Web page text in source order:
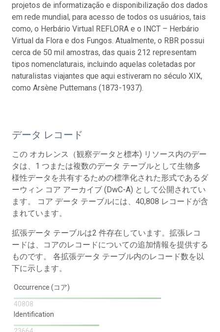
projetos de informatização e disponibilização dos dados
em rede mundial, para acesso de todos os usuários, tais
como, o Herbário Virtual REFLORA e o INCT – Herbário
Virtual da Flora e dos Fungos. Atualmente, o RBR possui
cerca de 50 mil amostras, das quais 212 representam
tipos nomenclaturais, incluindo aquelas coletadas por
naturalistas viajantes que aqui estiveram no século XIX,
como Arsène Puttemans (1873-1937).
データ レコード
この オカレンス（観察データと標本) リソース内のデー
タは、1 つまたは複数のデータ テーブルとして生物多
様性データを共有するための標準化された形式であるダ
ーウィン コア アーカイブ (DwC-A) として公開されてい
ます。 コア データ テーブルには、40,808 レコードが含
まれています。
拡張データ テーブルは2 件存在しています。拡張レコ
ードは、コアのレコードについての追加情報を提供する
ものです。 各拡張データ テーブル内のレコード数を以
下に示します。
Occurrence (コア)
40808
Identification